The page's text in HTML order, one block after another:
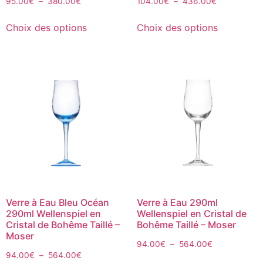
Choix des options Choix des options
Verre à Eau Bleu Océan
290ml Wellenspiel en
Cristal de Bohême Taillé –
Moser
94.00€ – 564.00€
Verre à Eau 290ml
Wellenspiel en Cristal de
Bohême Taillé – Moser
94.00€ – 564.00€